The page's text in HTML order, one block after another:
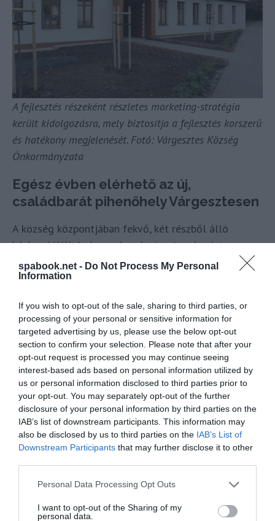
spabook.net - Do Not Process My Personal
Information
If you wish to opt-out of the sale, sharing to third parties, or
processing of your personal or sensitive information for
targeted advertising by us, please use the below opt-out
section to confirm your selection. Please note that after your
opt-out request is processed you may continue seeing
interest-based ads based on personal information utilized by
us or personal information disclosed to third parties prior to
your opt-out. You may separately opt-out of the further
disclosure of your personal information by third parties on the
IAB’s list of downstream participants. This information may
also be disclosed by us to third parties on the IAB’s List of
Downstream Participants that may further disclose it to other
Please note that this website/app uses one or more Google
not limited to your visit or usage behaviour. You may click to
Personal Data Processing Opt Outs
I want to opt-out of the Sharing of my
personal data.
A fejlesztés részeként részletes marketing-stratégia
került kidolgozásra, mely biztosítja a fejlesztés korszerű
és hatékony megjelenését. Fotó: Várgesztes Község
Önkormányzata
Egész évben elérhető az új,
családbarát pihenőhely Várgesztesen
A község központjában fekvő, két részből álló
házban kiállító- és rendezvényteret, valamint
családbarát pihenő- és kiszolgálóhelyiségeket hoztak
létre. A ház külső részén bakancsmosót, vízvételi
ki az önkormányzat. A projekt keretében beszerzett
eszközpark a kiállítási és rendezvényfunkciókat,
valamint a kiszolgáló helyiségek rendeltetésszerű
használatát biztosítja, illetve az interaktív
ismeretterjesztési igényeket szolgálja ki. A turizmus
szezonális ingadozásának csökkentése érdekében a
Keltike Ház – a hétfőket leszámítva – az év minden
napján elérhető a vendégek számára.